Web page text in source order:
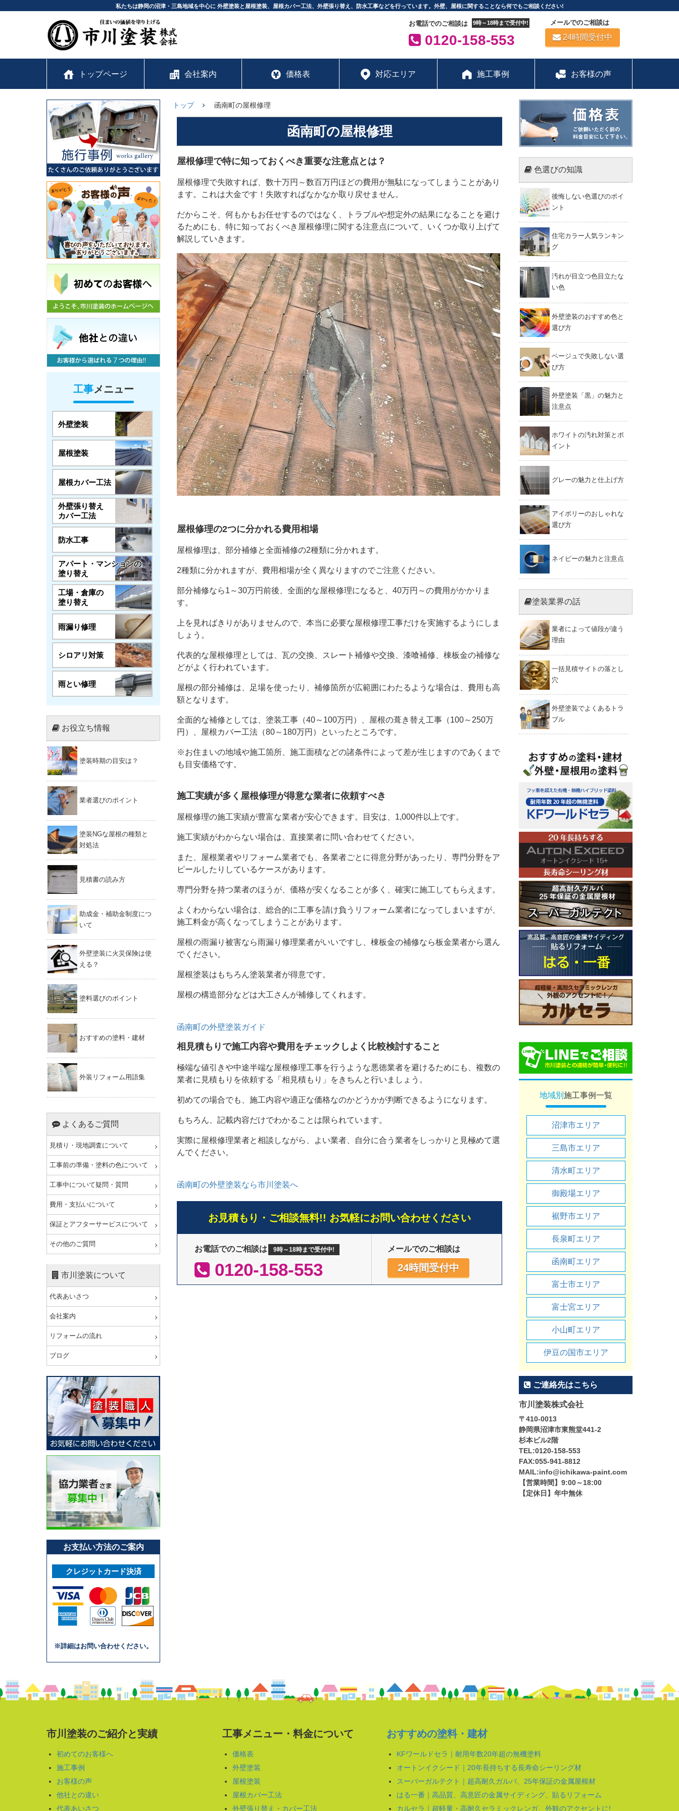
私たちは静岡の沼津・三島地域を中心に 外壁塗装と屋根塗装、屋根カバー工法、外壁張り替え、防水工事などを行っています。外壁、屋根に関することなら何でもご相談ください!
お電話でのご相談は 9時～18時まで受付中!
0120-158-553
メールでのご相談は
24時間受付中
トップページ 会社案内 価格表 対応エリア 施工事例 お客様の声
工事メニュー
外壁塗装
屋根塗装
屋根カバー工法
外壁張り替え
カバー工法
防水工事
アパート・マンションの
塗り替え
工場・倉庫の
塗り替え
雨漏り修理
シロアリ対策
雨とい修理
お役立ち情報
塗装時期の目安は？
業者選びのポイント
塗装NGな屋根の種類と
対処法
見積書の読み方
助成金・補助金制度につ
いて
外壁塗装に火災保険は使
える？
塗料選びのポイント
おすすめの塗料・建材
外装リフォーム用語集
よくあるご質問
見積り・現地調査について
工事前の準備・塗料の色について
工事中について疑問・質問
費用・支払いについて
保証とアフターサービスについて
その他のご質問
市川塗装について
代表あいさつ
会社案内
リフォームの流れ
ブログ
お支払い方法のご案内
クレジットカード決済
※詳細はお問い合わせください。
トップ 函南町の屋根修理
函南町の屋根修理
屋根修理で特に知っておくべき重要な注意点とは？
屋根修理で失敗すれば、数十万円～数百万円ほどの費用が無駄になってしまうことがあり
ます。これは大金です！失敗すればなかなか取り戻せません。
だからこそ、何もかもお任せするのではなく、トラブルや想定外の結果になることを避け
るためにも、特に知っておくべき屋根修理に関する注意点について、いくつか取り上げて
解説していきます。
屋根修理の2つに分かれる費用相場
屋根修理は、部分補修と全面補修の2種類に分かれます。
2種類に分かれますが、費用相場が全く異なりますのでご注意ください。
部分補修なら1～30万円前後、全面的な屋根修理になると、40万円～の費用がかかりま
す。
上を見ればきりがありませんので、本当に必要な屋根修理工事だけを実施するようにしま
しょう。
代表的な屋根修理としては、瓦の交換、スレート補修や交換、漆喰補修、棟板金の補修な
どがよく行われています。
屋根の部分補修は、足場を使ったり、補修箇所が広範囲にわたるような場合は、費用も高
額となります。
全面的な補修としては、塗装工事（40～100万円）、屋根の葺き替え工事（100～250万
円）、屋根カバー工法（80～180万円）といったところです。
※お住まいの地域や施工箇所、施工面積などの諸条件によって差が生じますのであくまで
も目安価格です。
施工実績が多く屋根修理が得意な業者に依頼すべき
屋根修理の施工実績が豊富な業者が安心できます。目安は、1,000件以上です。
施工実績がわからない場合は、直接業者に問い合わせてください。
また、屋根業者やリフォーム業者でも、各業者ごとに得意分野があったり、専門分野をア
ピールしたりしているケースがあります。
専門分野を持つ業者のほうが、価格が安くなることが多く、確実に施工してもらえます。
よくわからない場合は、総合的に工事を請け負うリフォーム業者になってしまいますが、
施工料金が高くなってしまうことがあります。
屋根の雨漏り被害なら雨漏り修理業者がいいですし、棟板金の補修なら板金業者から選ん
でください。
屋根塗装はもちろん塗装業者が得意です。
屋根の構造部分などは大工さんが補修してくれます。
函南町の外壁塗装ガイド
相見積もりで施工内容や費用をチェックしよく比較検討すること
極端な値引きや中途半端な屋根修理工事を行うような悪徳業者を避けるためにも、複数の
業者に見積もりを依頼する「相見積もり」をきちんと行いましょう。
初めての場合でも、施工内容や適正な価格なのかどうかが判断できるようになります。
もちろん、記載内容だけでわかることは限られています。
実際に屋根修理業者と相談しながら、よい業者、自分に合う業者をしっかりと見極めて選
んでください。
函南町の外壁塗装なら市川塗装へ
お見積もり・ご相談無料!! お気軽にお問い合わせください
お電話でのご相談は 9時～18時まで受付中!
0120-158-553
メールでのご相談は
24時間受付中
色選びの知識
後悔しない色選びのポイ
ント
住宅カラー人気ランキン
グ
汚れが目立つ色目立たな
い色
外壁塗装のおすすめ色と
選び方
ベージュで失敗しない選
び方
外壁塗装「黒」の魅力と
注意点
ホワイトの汚れ対策とポ
イント
グレーの魅力と仕上げ方
アイボリーのおしゃれな
選び方
ネイビーの魅力と注意点
塗装業界の話
業者によって値段が違う
理由
一括見積サイトの落とし
穴
外壁塗装でよくあるトラ
ブル
地域別 施工事例一覧
沼津市エリア
三島市エリア
清水町エリア
御殿場エリア
裾野市エリア
長泉町エリア
函南町エリア
富士市エリア
富士宮エリア
小山町エリア
伊豆の国市エリア
ご連絡先はこちら
市川塗装株式会社
〒410-0013
静岡県沼津市東熊堂441-2
杉本ビル2階
TEL:0120-158-553
FAX:055-941-8812
MAIL:info@ichikawa-paint.com
【営業時間】9:00～18:00
【定休日】年中無休
市川塗装のご紹介と実績
初めてのお客様へ
施工事例
お客様の声
他社との違い
代表あいさつ
工事メニュー・料金について
価格表
外壁塗装
屋根塗装
屋根カバー工法
外壁張り替え・カバー工法
おすすめの塗料・建材
KFワールドセラ｜耐用年数20年超の無機塗料
オートンイクシード｜20年長持ちする長寿命シーリング材
スーパーガルテクト｜超高耐久ガルバ、25年保証の金属屋根材
はる一番｜高品質、高意匠の金属サイディング、貼るリフォーム
カルセラ｜超軽量・高耐久セラミックレンガ、外観のアクセントに!